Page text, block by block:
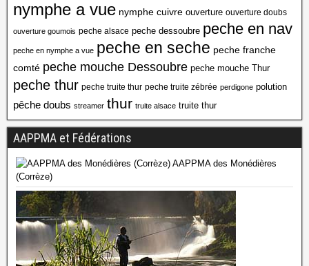
nymphe a vue nymphe cuivre ouverture ouverture doubs
ouverture goumois peche alsace peche dessoubre peche en nav
peche en nymphe a vue peche en seche peche franche
comté peche mouche Dessoubre peche mouche Thur
peche thur peche truite thur peche truite zébrée perdigone polution
pêche doubs streamer thur truite alsace truite thur
AAPPMA et Fédérations
AAPPMA des Monédières
(Corrèze)